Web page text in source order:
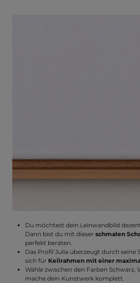
Du möchtest dein Leinwandbild
Dann bist du mit dieser schmalen
perfekt beraten.
Das Profil Julia überzeugt durch seine
sich für Keilrahmen mit einer
Wähle zwischen den Farben Schwarz,
mache dein Kunstwerk komplett.